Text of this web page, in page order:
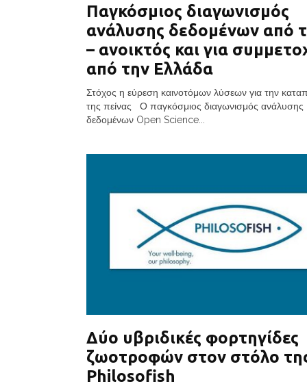
Παγκόσμιος διαγωνισμός
ανάλυσης δεδομένων από
– ανοικτός και για
από την Ελλάδα
Στόχος η εύρεση καινοτόμων λύσεων για την
της πείνας Ο παγκόσμιος διαγωνισμός ανάλυσης
δεδομένων Open Science...
Δύο υβριδικές φορτηγίδες
ζωοτροφών στον στόλο
Philosofish